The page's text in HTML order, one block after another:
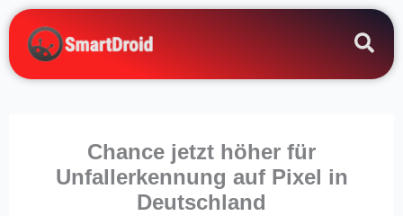
Zum
Inhalt
springen
Chance jetzt höher für
Unfallerkennung auf Pixel in
Deutschland